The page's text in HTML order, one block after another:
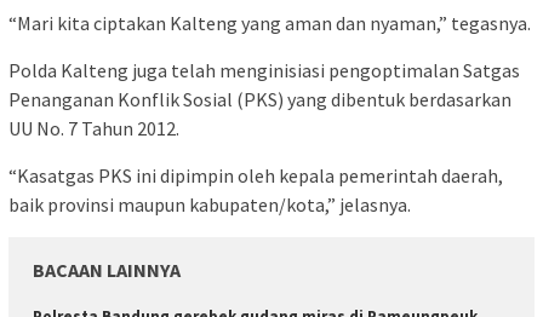
“Mari kita ciptakan Kalteng yang aman dan nyaman,” tegasnya.
Polda Kalteng juga telah menginisiasi pengoptimalan Satgas
Penanganan Konflik Sosial (PKS) yang dibentuk berdasarkan
UU No. 7 Tahun 2012.
“Kasatgas PKS ini dipimpin oleh kepala pemerintah daerah,
baik provinsi maupun kabupaten/kota,” jelasnya.
BACAAN LAINNYA